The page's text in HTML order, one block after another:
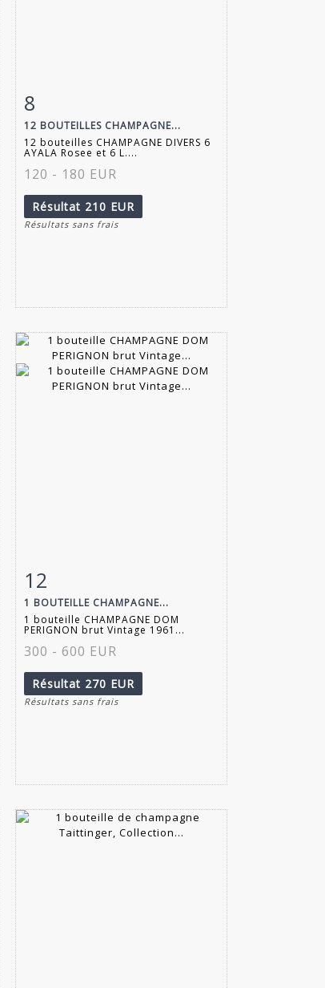
Fiche détaillée
8
12 BOUTEILLES CHAMPAGNE...
12 bouteilles CHAMPAGNE DIVERS 6
AYALA Rosee et 6 L....
120 - 180 EUR
Résultat 210 EUR
Résultats sans frais
Fiche détaillée
12
1 BOUTEILLE CHAMPAGNE...
1 bouteille CHAMPAGNE DOM
PERIGNON brut Vintage 1961...
300 - 600 EUR
Résultat 270 EUR
Résultats sans frais